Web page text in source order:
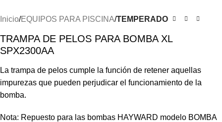
Inicio EQUIPOS PARA PISCINA TEMPERADO
TRAMPA DE PELOS PARA BOMBA XL
SPX2300AA
La trampa de pelos cumple la función de retener aquellas
impurezas que pueden perjudicar el funcionamiento de la
bomba.
Nota: Repuesto para las bombas HAYWARD modelo BOMBA